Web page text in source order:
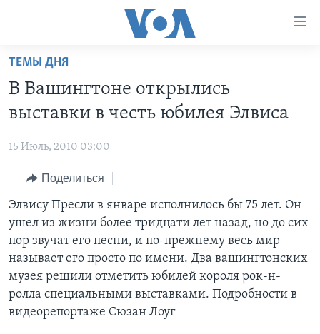
Перейти
основной
контент
навигации
Перейти
поиск
НОВОСТИ ЗА МИНУТУ
ИТОГИ
ПОЧЕМУ ЭТО ВАЖНО?
ДЕТАЛИ
НЬЮ-ЙОРК NEW YORK
АМЕРИКА. БОЛЬШОЕ ПУТЕШЕСТВИЕ
УЧИМ АНГЛИЙСКИЙ
НАША АМЕРИКАНСКАЯ ИСТОРИЯ
А КАК В АМЕРИКЕ?
АМЕРИКАНСКИЕ ГОРОДКИ
ТЕСТЫ
ЭКСПЕРТИЗА
ИНТЕРВЬЮ
ФАКТЫ ПРОТИВ ФЕЙКОВ
ЗА СВОБОДУ ПРЕССЫ
УЧИМ АНГЛИЙСКИЙ
ВИДЕО
ПОДПИСКА НА НОВОСТИ
ТЕМЫ ДНЯ
В Вашингтоне открылись
выставки в честь юбилея Элвиса
15 Июль, 2010 03:00
Поделиться
Элвису Пресли в январе исполнилось бы 75 лет. Он
ушел из жизни более тридцати лет назад, но до сих
пор звучат его песни, и по-прежнему весь мир
называет его просто по имени. Два вашингтонских
музея решили отметить юбилей короля рок-н-
ролла специальными выставками. Подробности в
видеорепортаже Сюзан Лоуг